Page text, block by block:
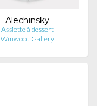
Alechinsky
Assiette à dessert
Winwood Gallery